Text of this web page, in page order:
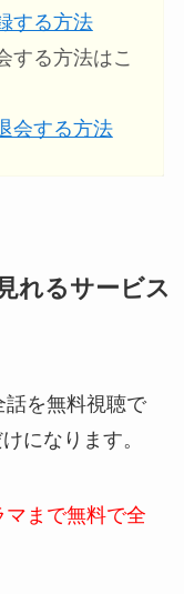
する方法
する方法はこ
会する方法
れるサービス
話を無料視聴で
になります。
まで無料で全